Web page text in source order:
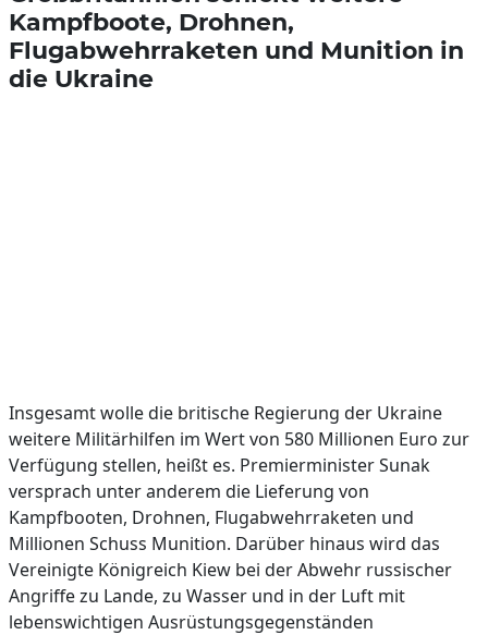
Kampfboote, Drohnen,
Flugabwehrraketen und Munition in
die Ukraine
Insgesamt wolle die britische Regierung der Ukraine
weitere Militärhilfen im Wert von 580 Millionen Euro zur
Verfügung stellen, heißt es. Premierminister Sunak
versprach unter anderem die Lieferung von
Kampfbooten, Drohnen, Flugabwehrraketen und
Millionen Schuss Munition. Darüber hinaus wird das
Vereinigte Königreich Kiew bei der Abwehr russischer
Angriffe zu Lande, zu Wasser und in der Luft mit
lebenswichtigen Ausrüstungsgegenständen